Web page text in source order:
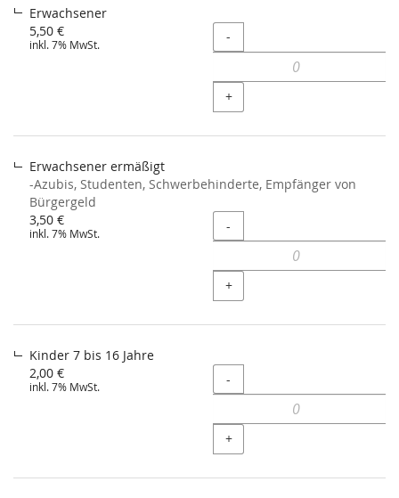
Erwachsener
5,50 €
inkl. 7% MwSt. Menge
-
+
Erwachsener ermäßigt
-Azubis, Studenten, Schwerbehinderte, Empfänger von
Bürgergeld
3,50 €
inkl. 7% MwSt. Menge
-
+
Kinder 7 bis 16 Jahre
2,00 €
inkl. 7% MwSt. Menge
-
+